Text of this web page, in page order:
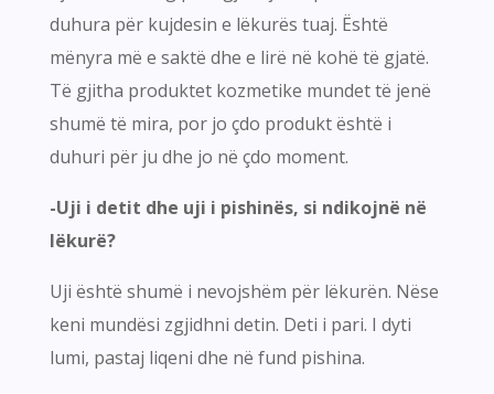
duhura për kujdesin e lëkurës tuaj. Është
mënyra më e saktë dhe e lirë në kohë të gjatë.
Të gjitha produktet kozmetike mundet të jenë
shumë të mira, por jo çdo produkt është i
duhuri për ju dhe jo në çdo moment.
-Uji i detit dhe uji i pishinës, si ndikojnë në
lëkurë?
Uji është shumë i nevojshëm për lëkurën. Nëse
keni mundësi zgjidhni detin. Deti i pari. I dyti
lumi, pastaj liqeni dhe në fund pishina.